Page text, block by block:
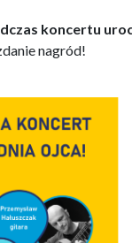
koncertu
nagród!